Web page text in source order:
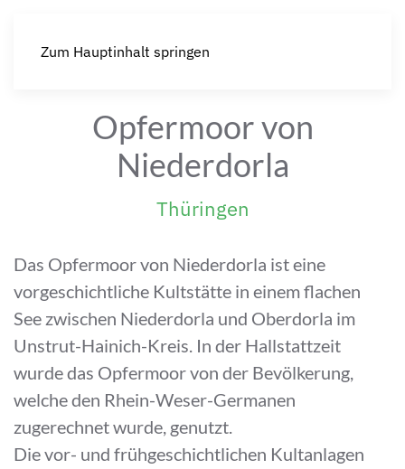
Zum Hauptinhalt springen
Opfermoor von
Niederdorla
Thüringen
Das Opfermoor von Niederdorla ist eine
vorgeschichtliche Kultstätte in einem flachen
See zwischen Niederdorla und Oberdorla im
Unstrut-Hainich-Kreis. In der Hallstattzeit
wurde das Opfermoor von der Bevölkerung,
welche den Rhein-Weser-Germanen
zugerechnet wurde, genutzt.
Die vor- und frühgeschichtlichen Kultanlagen